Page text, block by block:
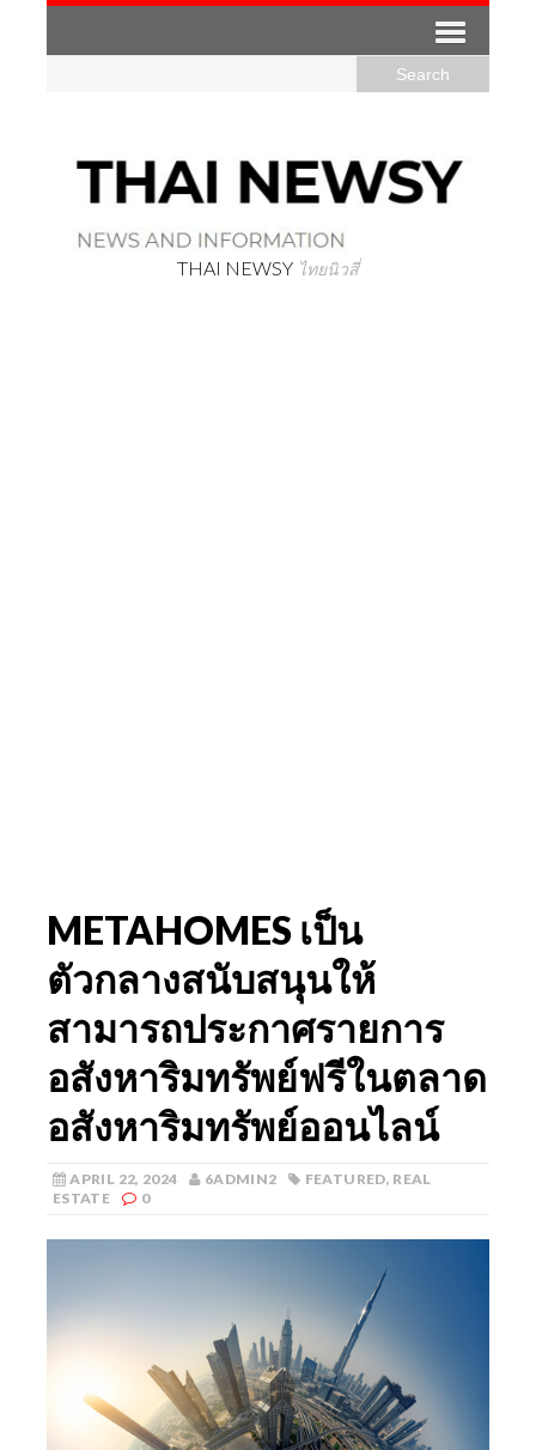
THAI NEWSY ไทยนิวสี่
METAHOMES เป็น
ตัวกลางสนับสนุนให้
สามารถประกาศรายการ
อสังหาริมทรัพย์ฟรีในตลาด
อสังหาริมทรัพย์ออนไลน์
APRIL 22, 2024 6ADMIN2 FEATURED, REAL
ESTATE
0